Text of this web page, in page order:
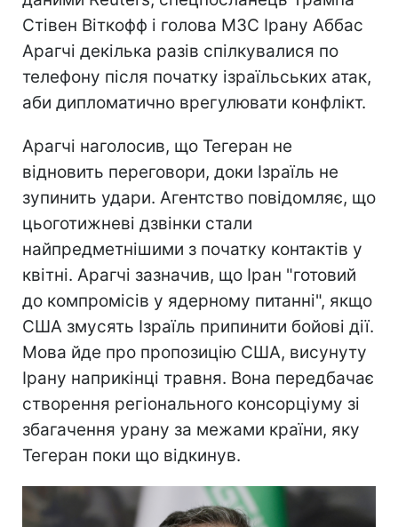
Стівен Віткофф і голова МЗС Ірану Аббас
Арагчі декілька разів спілкувалися по
телефону після початку ізраїльських атак,
аби дипломатично врегулювати конфлікт.
Арагчі наголосив, що Тегеран не
відновить переговори, доки Ізраїль не
зупинить удари. Агентство повідомляє, що
цьоготижневі дзвінки стали
найпредметнішими з початку контактів у
квітні. Арагчі зазначив, що Іран "готовий
до компромісів у ядерному питанні", якщо
США змусять Ізраїль припинити бойові дії.
Мова йде про пропозицію США, висунуту
Ірану наприкінці травня. Вона передбачає
створення регіонального консорціуму зі
збагачення урану за межами країни, яку
Тегеран поки що відкинув.